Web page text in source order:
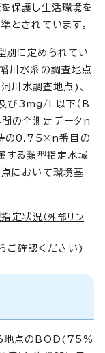
保護し生活環境を
とされています。
別に定められてい
川水系の調査地点
川水調査地点)、
び3mg/L以下（B
間の全測定データn
の0.75×n番目の
する類型指定水域
において環境基
定状況 （外部リン
ご確認ください)
6地点のBOD(75%